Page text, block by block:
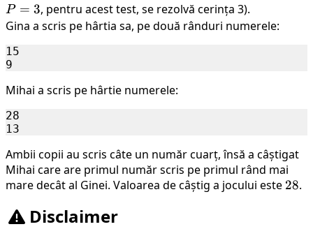
P
=
P = 3, pentru acest test, se rezolvă cerința 3).
Gina a scris pe hârtia sa, pe două rânduri numerele:
15
Mihai a scris pe hârtie numerele:
28
Ambii copii au scris câte un număr cuarț, însă a câștigat
Mihai care are primul număr scris pe primul rând mai
mare decât al Ginei. Valoarea de câștig a jocului este 28
28.
Disclaimer